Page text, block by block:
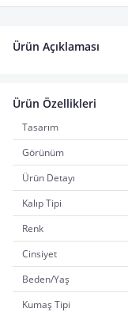
Ürün Açıklaması
Ürün Özellikleri
Tasarım
Görünüm
Ürün Detayı
Kalıp Tipi
Renk
Cinsiyet
Beden/Yaş
Kumaş Tipi